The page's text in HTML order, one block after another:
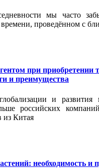
мы часто
проведённом с
при приобретении
и преимущества
и развития
российских
из Китая
необходимость и